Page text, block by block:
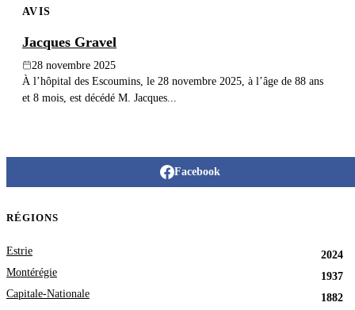
AVIS
Jacques Gravel
28 novembre 2025
À l’hôpital des Escoumins, le 28 novembre 2025, à l’âge de 88 ans
et 8 mois, est décédé M. Jacques...
Facebook
RÉGIONS
Estrie
2024
Montérégie
1937
Capitale-Nationale
1882